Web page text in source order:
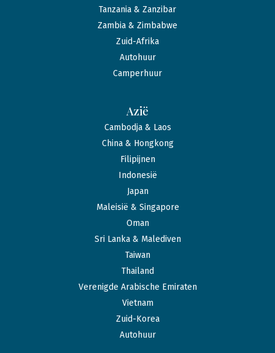
Tanzania & Zanzibar
Zambia & Zimbabwe
Zuid-Afrika
Autohuur
Camperhuur
Azië
Cambodja & Laos
China & Hongkong
Filipijnen
Indonesië
Japan
Maleisië & Singapore
Oman
Sri Lanka & Malediven
Taiwan
Thailand
Verenigde Arabische Emiraten
Vietnam
Zuid-Korea
Autohuur